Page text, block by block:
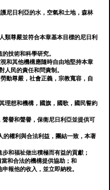
尼日利亞的水，空氣和土地，森林
類尊嚴並符合本章基本目標的尼日利
技術和科學研究。
和其他機構應隨時自由地堅持本章
人民的責任和問責制。
動尊嚴，社會正義，宗教寬容，自
理想和機構，國旗，國歌，國民誓約
譽和聲譽，保衛尼日利亞並提供可
的權利與合法利益，團結一致，本著
和福祉做出積極而有益的貢獻；
和合法的機構提供協助；和
報他的收入，並立即納稅。